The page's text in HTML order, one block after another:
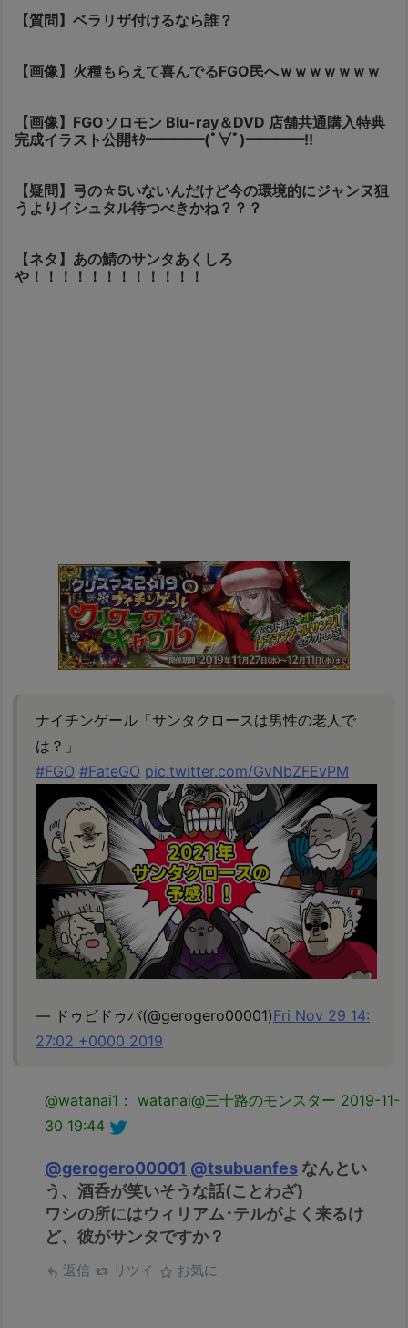
【質問】ベラリザ付けるなら誰？
【画像】火種もらえて喜んでるFGO民へｗｗｗｗｗｗｗ
【画像】FGOソロモン Blu-ray＆DVD 店舗共通購入特典
完成イラスト公開ｷﾀ━━━━(ﾟ∀ﾟ)━━━━!!
【疑問】弓の☆5いないんだけど今の環境的にジャンヌ狙
うよりイシュタル待つべきかね？？？
【ネタ】あの鯖のサンタあくしろ
や！！！！！！！！！！！！
ナイチンゲール「サンタクロースは男性の老人で
は？」
#FGO #FateGO pic.twitter.com/GvNbZFEvPM
— ドゥビドゥバ(@gerogero00001)Fri Nov 29 14:
27:02 +0000 2019
@watanai1： watanai@三十路のモンスター 2019-11-
30 19:44
@gerogero00001 @tsubuanfes なんとい
う、酒呑が笑いそうな話(ことわざ)
ワシの所にはウィリアム･テルがよく来るけ
ど、彼がサンタですか？
返信 リツイ お気に